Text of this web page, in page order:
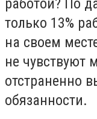
только 13%
на своем
не чувствуют
отстраненно
обязанности.